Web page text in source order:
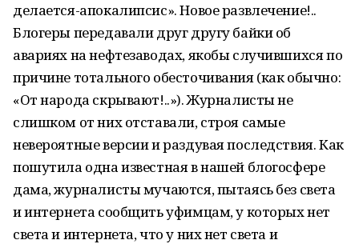
делается-апокалипсис». Новое развлечение!..
Блогеры передавали друг другу байки об
авариях на нефтезаводах, якобы случившихся по
причине тотального обесточивания (как обычно:
«От народа скрывают!..»). Журналисты не
слишком от них отставали, строя самые
невероятные версии и раздувая последствия. Как
пошутила одна известная в нашей блогосфере
дама, журналисты мучаются, пытаясь без света
и интернета сообщить уфимцам, у которых нет
света и интернета, что у них нет света и